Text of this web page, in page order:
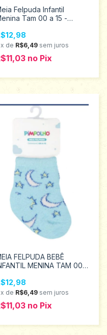
Felpuda Infantil
Tam 00 a 15 -
x de R$6,49 sem juros
no Pix
FELPUDA BEBÊ
MENINA TAM 00
x de R$6,49 sem juros
no Pix